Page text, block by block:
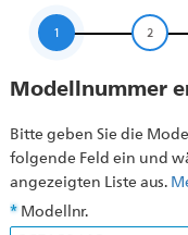
1 2
Modellnummer
Bitte geben Sie die
folgende Feld ein und
angezeigten Liste aus.
Modellnr.